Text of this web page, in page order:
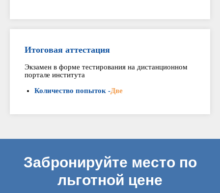
Итоговая аттестация
Экзамен в форме тестирования на дистанционном
портале института
Количество попыток -Две
Забронируйте место по
льготной цене